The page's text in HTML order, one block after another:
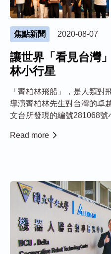
焦點新聞 2020-08-07
讓世界「看見台灣
林小行星
「齊柏林飛船」，是人類對
導演齊柏林先生對台灣的卓
文台所發現的編號281068
一艘永恆的飛船，深情地望著台
Read more